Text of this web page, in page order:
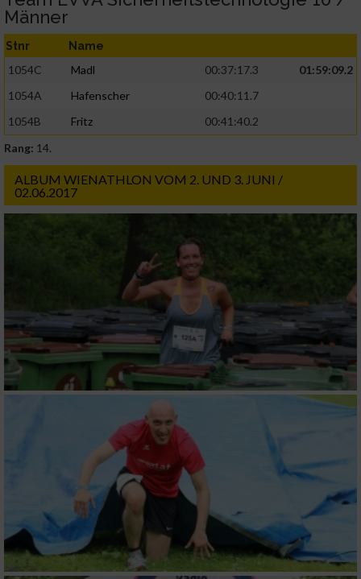
Männer
Stnr Name
1054C Madl 00:37:17.3
01:59:09.2
1054A
Hafenscher
00:40:11.7
1054B
Fritz
00:41:40.2
Rang: 14.
ALBUM WIENATHLON VOM 2. UND 3. JUNI /
02.06.2017